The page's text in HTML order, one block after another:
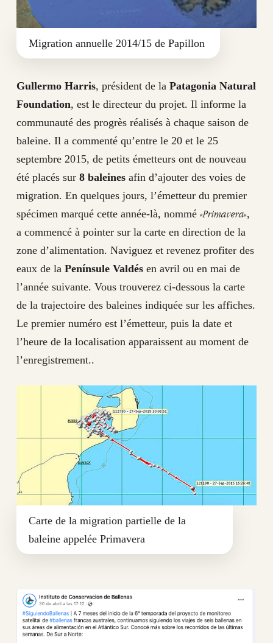
Migration annuelle 2014/15 de Papillon
Gullermo Harris, président de la Patagonia Natural
Foundation, est le directeur du projet. Il informe la
communauté des progrès réalisés à chaque saison de
baleine. Il a commenté qu’entre le 20 et le 25
septembre 2015, de petits émetteurs ont de nouveau
été placés sur 8 baleinesafin d’ajouter des voies de
migration. En quelques jours, l’émetteur du premier
spécimen marqué cette année-là, nommé «Primavera»,
a commencé à pointer sur la carte en direction de la
zone d’alimentation. Naviguez et revenez profiter des
eaux de la Penínsule Valdésen avril ou en mai de
l’année suivante. Vous trouverez ci-dessous la carte
de la trajectoire des baleines indiquée sur les affiches.
Le premier numéro est l’émetteur, puis la date et
l’heure de la localisation apparaissent au moment de
l’enregistrement..
Carte de la migration partielle de la
baleine appelée Primavera